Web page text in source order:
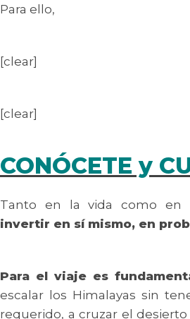
Para ello,
[clear]
[clear]
CONÓCETE y
Tanto en la vida como en
invertir en sí mismo, en
Para el viaje es
escalar los Himalayas sin
requerido, a cruzar el